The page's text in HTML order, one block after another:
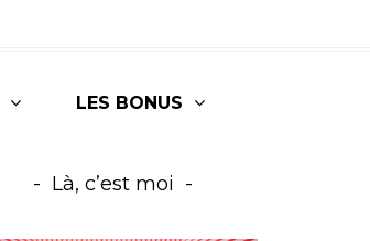
LES BONUS
Là, c’est moi